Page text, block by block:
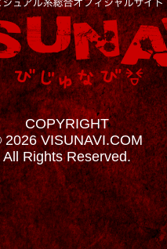
COPYRIGHT
2026 VISUNAVI.COM
All Rights Reserved.